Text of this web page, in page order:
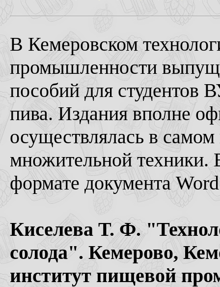
В Кемеровском
промышленности
пособий для студентов
пива. Издания вполне
осуществлялась в
множительной техники.
формате документа
Киселева Т. Ф.
солода". Кемерово,
институт пищевой